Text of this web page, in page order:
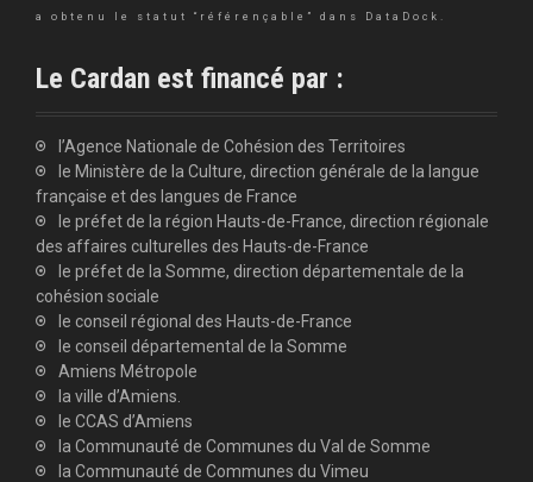
a obtenu le statut “référençable” dans DataDock.
Le Cardan est financé par :
l’Agence Nationale de Cohésion des Territoires
le Ministère de la Culture, direction générale de la langue
française et des langues de France
le préfet de la région Hauts-de-France, direction régionale
des affaires culturelles des Hauts-de-France
le préfet de la Somme, direction départementale de la
cohésion sociale
le conseil régional des Hauts-de-France
le conseil départemental de la Somme
Amiens Métropole
la ville d’Amiens.
le CCAS d’Amiens
la Communauté de Communes du Val de Somme
la Communauté de Communes du Vimeu